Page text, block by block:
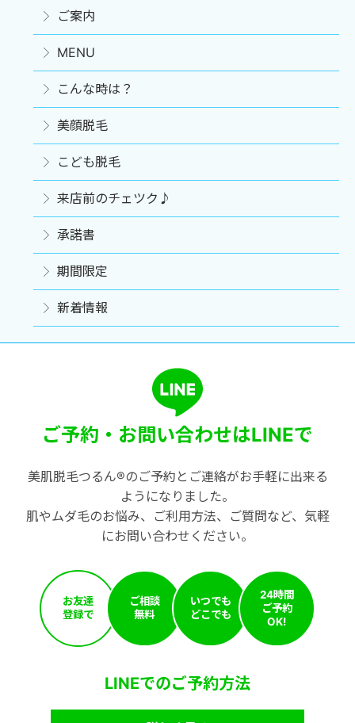
ご案内
MENU
こんな時は？
美顔脱毛
こども脱毛
来店前のチェツク♪
承諾書
期間限定
新着情報
ご予約・お問い合わせはLINEで
美肌脱毛つるん®のご予約とご連絡がお手軽に出来る
ようになりました。
肌やムダ毛のお悩み、ご利用方法、ご質問など、気軽
にお問い合わせください。
お友達
登録で
ご相談
無料
いつでも
どこでも
24時間
ご予約
OK!
LINEでのご予約方法